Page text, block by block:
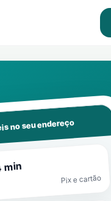
no seu endereço
min
Pix e cartão